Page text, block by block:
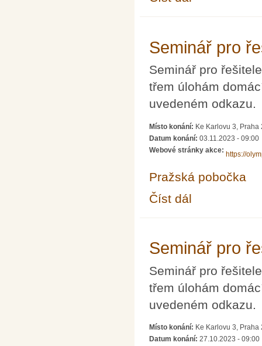
Seminář pro
Seminář pro
třem úlohám
uvedeném odkazu.
Místo konání: Ke Karlovu 3,
Datum konání: 03.11.2023 - 09:00
Webové stránky akce:
https://
Pražská pobočka
Číst dál
Seminář pro
Seminář pro
třem úlohám
uvedeném odkazu.
Místo konání: Ke Karlovu 3,
Datum konání: 27.10.2023 - 09:00